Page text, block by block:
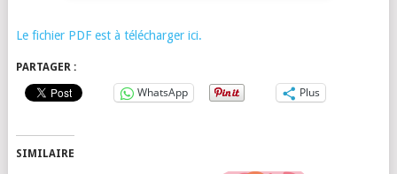
Le fichier PDF est à télécharger ici.
PARTAGER :
WhatsApp Plus
SIMILAIRE